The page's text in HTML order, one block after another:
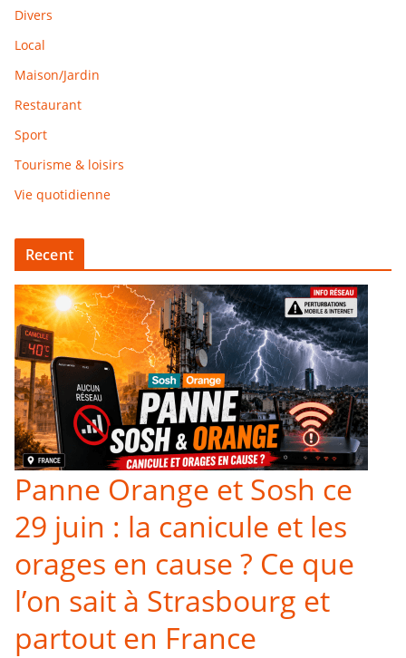
Divers
Local
Maison/Jardin
Restaurant
Sport
Tourisme & loisirs
Vie quotidienne
Recent
Panne Orange et Sosh ce
29 juin : la canicule et les
orages en cause ? Ce que
l’on sait à Strasbourg et
partout en France